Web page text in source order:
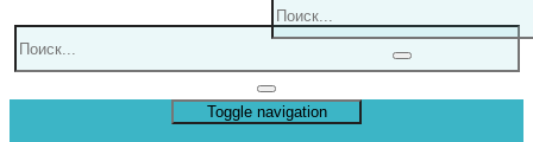
Toggle navigation